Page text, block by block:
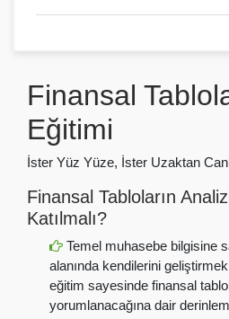
Finansal
Eğitimi
İster Yüz Yüze, İster Uzaktan
Finansal Tabloların
Katılmalı?
Temel muhasebe bilgisine
alanında kendilerini
eğitim sayesinde finansal
yorumlanacağına dair